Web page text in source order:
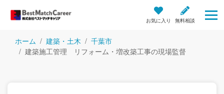
お気に入り 無料相談
ホーム 建築・土木
千葉市
建築施工管理 リフォーム・増改築工事の現場監督